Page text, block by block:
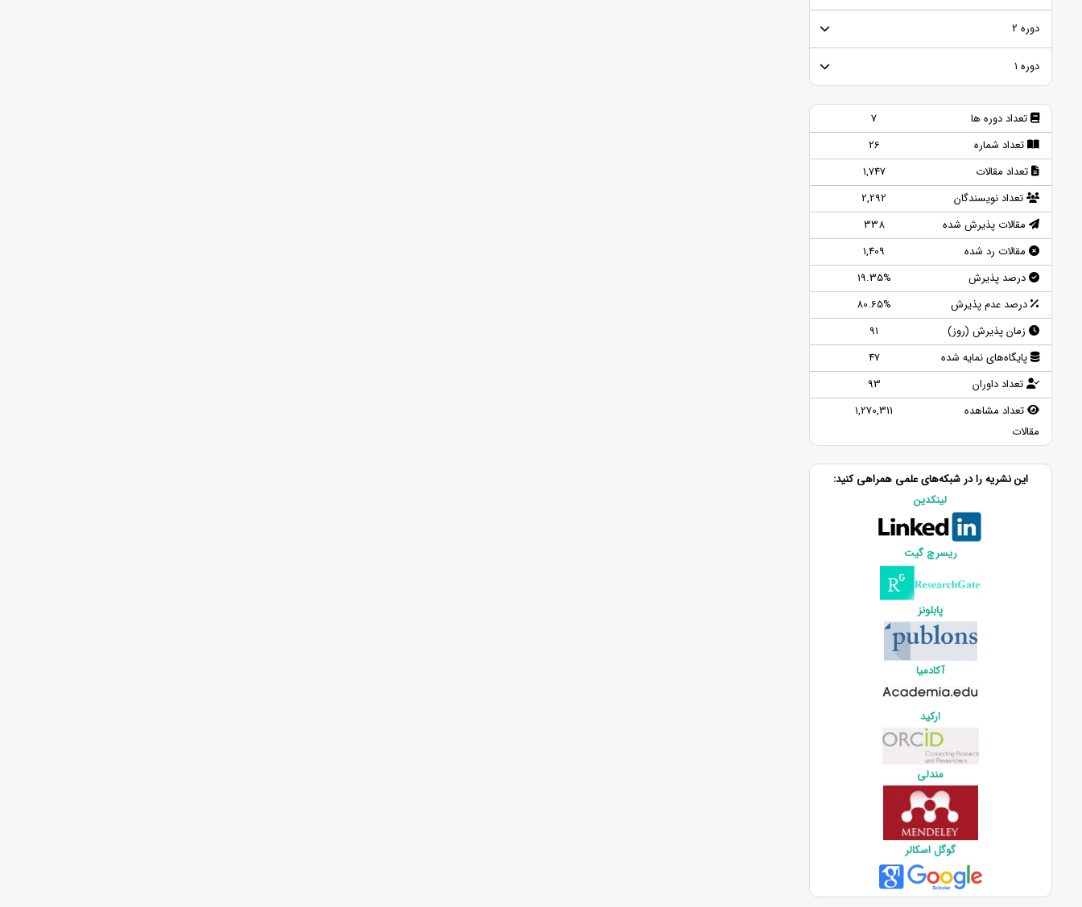
دوره 2
دوره ۱
تعداد دوره ها
7
تعداد شماره
26
تعداد مقالات
1,747
تعداد نویسندگان
2,292
مقالات پذیرش شده
338
مقالات رد شده
1,409
درصد پذیرش
19.35%
درصد عدم پذیرش
80.65%
زمان پذیرش (روز)
91
پایگاه‌های نمایه شده
47
تعداد داوران
93
تعداد مشاهده
مقالات
1,270,311
این نشریه را در شبکه‌های علمی همراهی کنید:
لینکدین
ریسرچ گیت
پابلونز
آکادمیا
ارکید
مندلی
گوگل اسکالر